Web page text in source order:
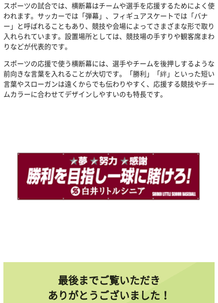
スポーツの試合では、横断幕はチームや選手を応援するためによく使
われます。サッカーでは「弾幕」、フィギュアスケートでは「バナ
ー」と呼ばれることもあり、競技や会場によってさまざまな形で取り
入れられています。設置場所としては、競技場の手すりや観客席まわ
りなどが代表的です。
スポーツの応援で使う横断幕には、選手やチームを後押しするような
前向きな言葉を入れることが大切です。「勝利」「絆」といった短い
言葉やスローガンは遠くからでも伝わりやすく、応援する競技やチー
ムカラーに合わせてデザインしやすいのも特長です。
最後までご覧いただき
ありがとうございました！